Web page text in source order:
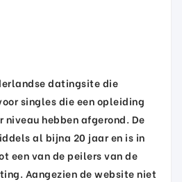
datingsite die
singles die een opleiding
niveau hebben afgerond. De
al bijna 20 jaar en is in
een van de peilers van de
Aangezien de website niet